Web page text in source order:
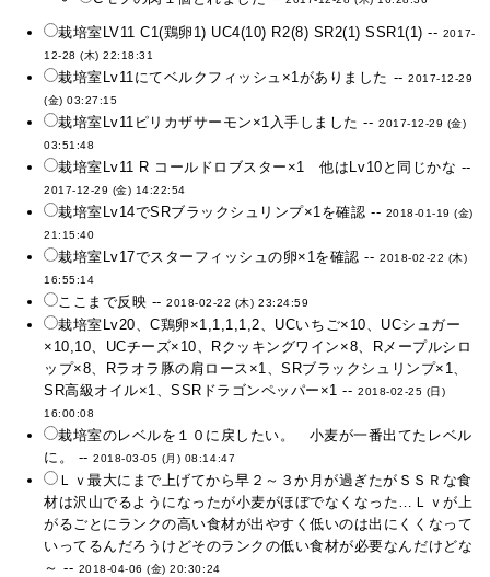
栽培室LV11 C1(鶏卵1) UC4(10) R2(8) SR2(1) SSR1(1) -- 2017-
12-28 (木) 22:18:31
栽培室Lv11にてベルクフィッシュ×1がありました --2017-12-29
(金) 03:27:15
栽培室Lv11ピリカザサーモン×1入手しました --2017-12-29 (金)
03:51:48
栽培室Lv11 R コールドロブスター×1 他はLv10と同じかな --
2017-12-29 (金) 14:22:54
栽培室Lv14でSRブラックシュリンプ×1を確認 -- 2018-01-19 (金)
21:15:40
栽培室Lv17でスターフィッシュの卵×1を確認 --2018-02-22 (木)
16:55:14
ここまで反映 --2018-02-22 (木) 23:24:59
栽培室Lv20、C鶏卵×1,1,1,1,2、UCいちご×10、UCシュガー
×10,10、UCチーズ×10、Rクッキングワイン×8、Rメープルシロ
ップ×8、Rラオラ豚の肩ロース×1、SRブラックシュリンプ×1、
SR高級オイル×1、SSRドラゴンペッパー×1 --2018-02-25 (日)
16:00:08
栽培室のレベルを１０に戻したい。 小麦が一番出てたレベル
に。 --2018-03-05 (月) 08:14:47
Ｌｖ最大にまで上げてから早２～３か月が過ぎたがＳＳＲな食
材は沢山でるようになったが小麦がほぼでなくなった…Ｌｖが上
がるごとにランクの高い食材が出やすく低いのは出にくくなって
いってるんだろうけどそのランクの低い食材が必要なんだけどな
～ -- 2018-04-06 (金) 20:30:24